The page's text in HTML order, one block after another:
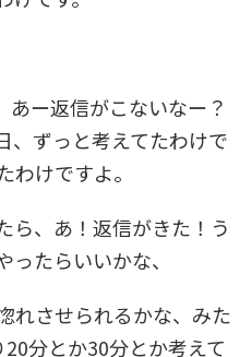
あー返信がこないなー？
、ずっと考えてたわけで
わけですよ。
ら、あ！返信がきた！う
たらいいかな、
れさせられるかな、みた
分とか30分とか考えて